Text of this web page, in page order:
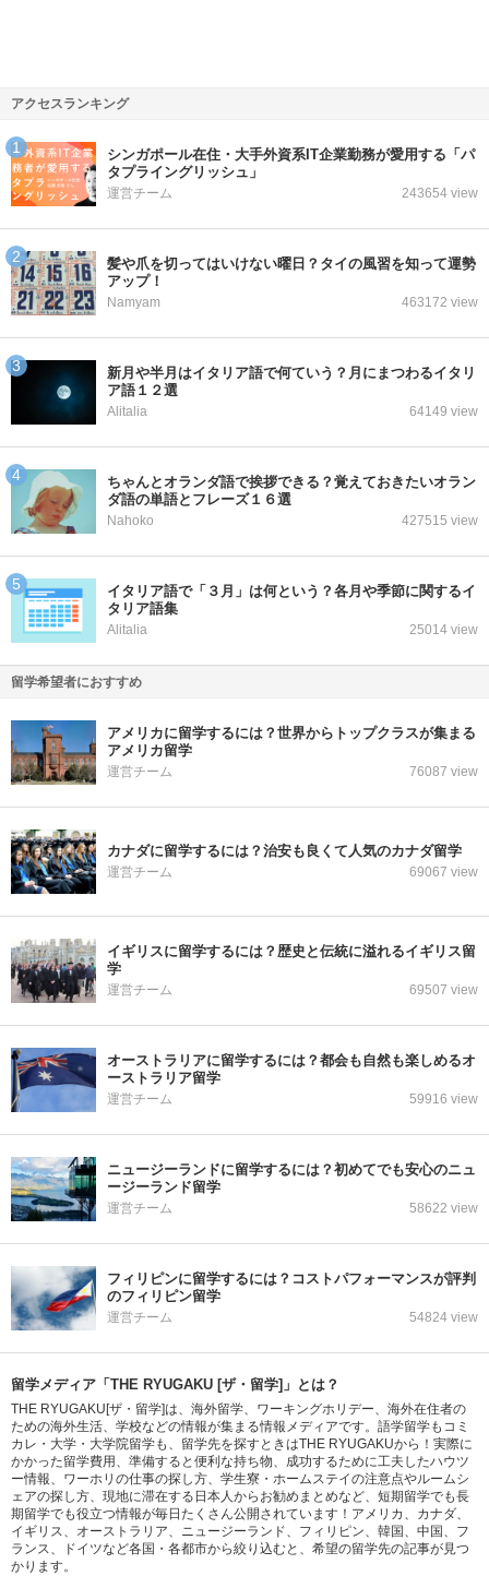
アクセスランキング
シンガポール在住・大手外資系IT企業勤務が愛用する「パ
タプライングリッシュ」
運営チーム 243654 view
髪や爪を切ってはいけない曜日？タイの風習を知って運勢
アップ！
Namyam 463172 view
新月や半月はイタリア語で何ていう？月にまつわるイタリ
ア語１２選
Alitalia 64149 view
ちゃんとオランダ語で挨拶できる？覚えておきたいオラン
ダ語の単語とフレーズ１６選
Nahoko 427515 view
イタリア語で「３月」は何という？各月や季節に関するイ
タリア語集
Alitalia 25014 view
留学希望者におすすめ
アメリカに留学するには？世界からトップクラスが集まる
アメリカ留学
運営チーム 76087 view
カナダに留学するには？治安も良くて人気のカナダ留学
運営チーム 69067 view
イギリスに留学するには？歴史と伝統に溢れるイギリス留
学
運営チーム 69507 view
オーストラリアに留学するには？都会も自然も楽しめるオ
ーストラリア留学
運営チーム 59916 view
ニュージーランドに留学するには？初めてでも安心のニュ
ージーランド留学
運営チーム 58622 view
フィリピンに留学するには？コストパフォーマンスが評判
のフィリピン留学
運営チーム 54824 view
留学メディア「THE RYUGAKU [ザ・留学]」とは？
THE RYUGAKU[ザ・留学]は、海外留学、ワーキングホリデー、海外在住者の
ための海外生活、学校などの情報が集まる情報メディアです。語学留学もコミ
カレ・大学・大学院留学も、留学先を探すときはTHE RYUGAKUから！実際に
かかった留学費用、準備すると便利な持ち物、成功するために工夫したハウツ
ー情報、ワーホリの仕事の探し方、学生寮・ホームステイの注意点やルームシ
ェアの探し方、現地に滞在する日本人からお勧めまとめなど、短期留学でも長
期留学でも役立つ情報が毎日たくさん公開されています！アメリカ、カナダ、
イギリス、オーストラリア、ニュージーランド、フィリピン、韓国、中国、フ
ランス、ドイツなど各国・各都市から絞り込むと、希望の留学先の記事が見つ
かります。